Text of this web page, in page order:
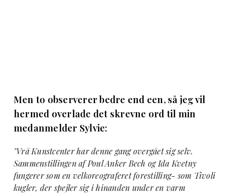
Men to observerer bedre end een, så jeg vil
hermed overlade det skrevne ord til min
medanmelder Sylvie:
"Vrå Kunstcenter har denne gang overgået sig selv.
Sammenstillingen af Poul Anker Bech og Ida Kvetny
fungerer som en velkoreograferet forestilling- som Tivoli
kugler, der spejler sig i hinanden under en varm